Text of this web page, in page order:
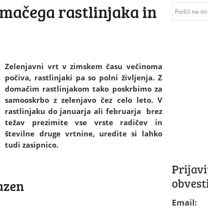
rastlinjaka in
Zelenjavni vrt v zimskem času večinoma
počiva, rastlinjaki pa so polni življenja. Z
domačim rastlinjakom tako poskrbimo za
samooskrbo z zelenjavo čez celo leto. V
rastlinjaku do januarja ali februarja brez
težav prezimite vse vrste radičev in
številne druge vrtnine, uredite si lahko
tudi zasipnico.